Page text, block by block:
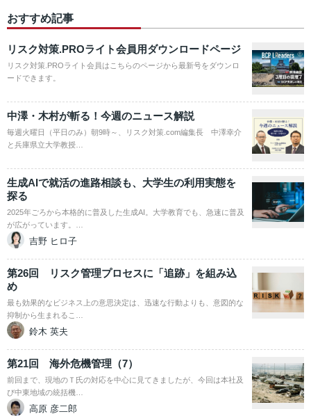
おすすめ記事
リスク対策.PROライト会員用ダウンロードページ
リスク対策.PROライト会員はこちらのページから最新号をダウンロ
ードできます。
中澤・木村が斬る！今週のニュース解説
毎週火曜日（平日のみ）朝9時～、リスク対策.com編集長 中澤幸介
と兵庫県立大学教授…
生成AIで就活の進路相談も、大学生の利用実態を
探る
2025年ごろから本格的に普及した生成AI。大学教育でも、急速に普及
が広がっています。…
吉野 ヒロ子
第26回 リスク管理プロセスに「追跡」を組み込
め
最も効果的なビジネス上の意思決定は、迅速な行動よりも、意図的な
抑制から生まれるこ…
鈴木 英夫
第21回 海外危機管理（7）
前回まで、現地のＴ氏の対応を中心に見てきましたが、今回は本社及
び中東地域の統括機…
高原 彦二郎